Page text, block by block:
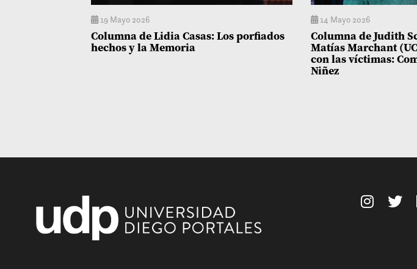
19 Mayo 2026
Columna de Lidia Casas: Los porfiados
hechos y la Memoria
14 Mayo 2026
Columna de Judith
Matías Marchant
con las víctimas:
Niñez